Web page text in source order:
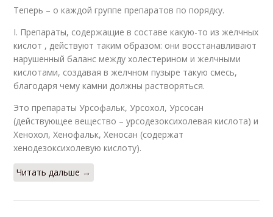
Теперь – о каждой группе препаратов по порядку.
I. Препараты, содержащие в составе какую-то из желчных
кислот , действуют таким образом: они восстанавливают
нарушенный баланс между холестерином и желчными
кислотами, создавая в желчном пузыре такую смесь,
благодаря чему камни должны растворяться.
Это препараты Урсофальк, Урсохол, Урсосан
(действующее вещество – урсодезоксихолевая кислота) и
Хенохол, Хенофальк, Хеносан (содержат
хенодезоксихолевую кислоту).
Читать дальше →